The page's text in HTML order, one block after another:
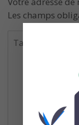
Les champs